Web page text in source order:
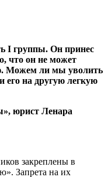
I группы. Он принес
, что он не может
Можем ли мы уволить
его на другую легкую
юрист Ленара
закреплены в
Запрета на их